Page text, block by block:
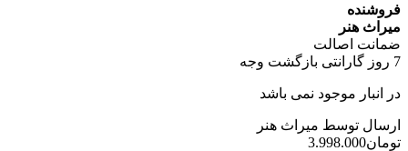
فروشنده
میراث هنر
ضمانت اصالت
7 روز گارانتی بازگشت وجه
در انبار موجود نمی باشد
ارسال توسط میراث هنر
تومان3.998.000